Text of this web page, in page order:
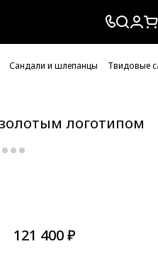
Сандали и шлепанцы Твидовые
логотипом
121 400 ₽